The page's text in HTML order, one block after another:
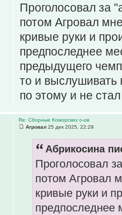
Проголосовал за
потом Агровал
кривые руки и
предпоследнее
предыдущего
то и выслушивать
по этому и не
Re: Сборные Коморских о-ов
Агровал 25 дек 2025, 22:29
Абрикосина
Проголосовал
потом Агровал
кривые руки и
предпоследнее